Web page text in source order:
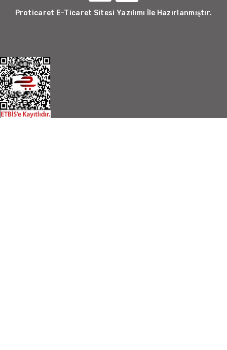
Proticaret E-Ticaret Sitesi Yazılımı İle Hazırlanmıştır.